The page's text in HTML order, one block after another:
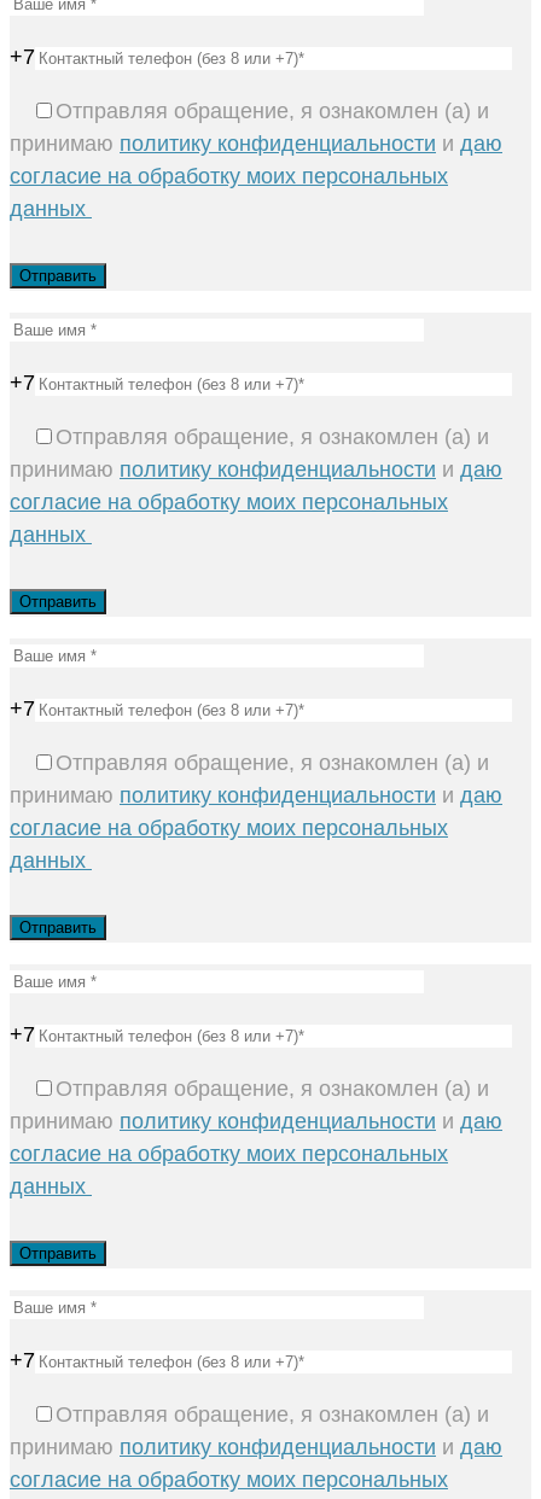
+7
Отправляя обращение, я ознакомлен (а) и
принимаю политику конфиденциальности и даю
согласие на обработку моих персональных
данных
+7
Отправляя обращение, я ознакомлен (а) и
принимаю политику конфиденциальности и даю
согласие на обработку моих персональных
данных
+7
Отправляя обращение, я ознакомлен (а) и
принимаю политику конфиденциальности и даю
согласие на обработку моих персональных
данных
+7
Отправляя обращение, я ознакомлен (а) и
принимаю политику конфиденциальности и даю
согласие на обработку моих персональных
данных
+7
Отправляя обращение, я ознакомлен (а) и
принимаю политику конфиденциальности и даю
согласие на обработку моих персональных